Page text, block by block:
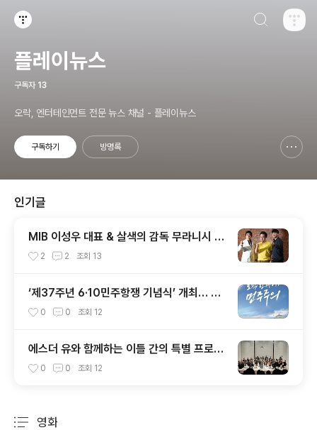
플레이뉴스
구독자 13
오락, 엔터테인먼트 전문 뉴스 채널 - 플레이뉴스
구독하기 방명록
인기글
MIB 이성우 대표 & 살색의 감독 무라니시 인
터뷰
2 2 조회 13
‘제37주년 6·10민주항쟁 기념식’ 개최… 오
직 한마디, 민주주의
0 0 조회 12
에스더 유와 함께하는 이틀 간의 특별 프로젝
트 — KCO X 에스더 유 성료
0 0 조회 12
영화